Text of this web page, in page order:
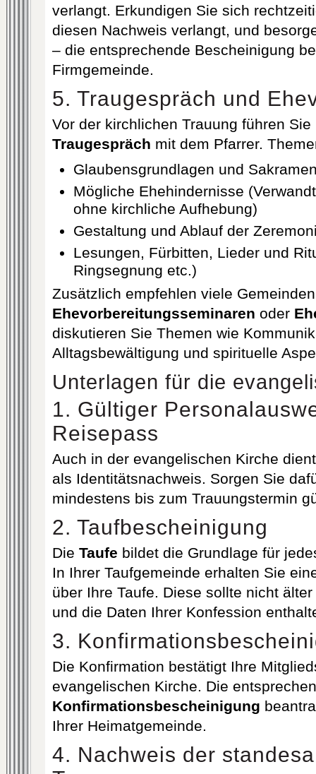
verlangt. Erkundigen Sie sich
diesen Nachweis verlangt, und
– die entsprechende Bescheinigung
Firmgemeinde.
5. Traugespräch und
Vor der kirchlichen Trauung führen
Traugespräch mit dem Pfarrer.
Glaubensgrundlagen und
Mögliche Ehehindernisse
ohne kirchliche Aufhebung)
Gestaltung und Ablauf der
Lesungen, Fürbitten, Lieder und
Ringsegnung etc.)
Zusätzlich empfehlen viele
Ehevorbereitungsseminaren oder
diskutieren Sie Themen wie
Alltagsbewältigung und spirituelle
Unterlagen für die
1. Gültiger
Reisepass
Auch in der evangelischen Kirche
als Identitätsnachweis. Sorgen Sie
mindestens bis zum Trauungstermin
2. Taufbescheinigung
Die Taufe bildet die Grundlage für
In Ihrer Taufgemeinde erhalten Sie
über Ihre Taufe. Diese sollte nicht
und die Daten Ihrer Konfession
3.
Die Konfirmation bestätigt Ihre
evangelischen Kirche. Die
Konfirmationsbescheinigung
Ihrer Heimatgemeinde.
4. Nachweis der